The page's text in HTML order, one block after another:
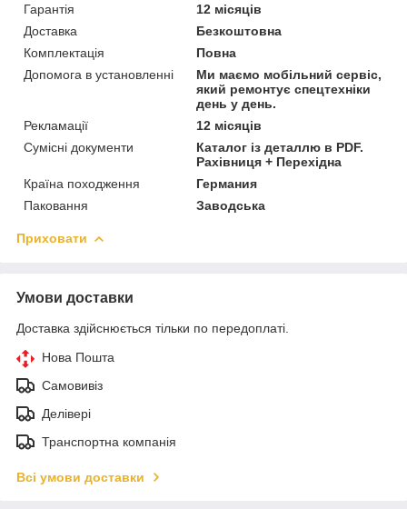
Гарантія
12 місяців
Доставка
Безкоштовна
Комплектація
Повна
Допомога в установленні
Ми маємо мобільний сервіс,
який ремонтує спецтехніки
день у день.
Рекламації
12 місяців
Сумісні документи
Каталог із деталлю в PDF.
Рахівниця + Перехідна
Країна походження
Германия
Паковання
Заводська
Приховати
Умови доставки
Доставка здійснюється тільки по передоплаті.
Нова Пошта
Самовивіз
Делівері
Транспортна компанія
Всі умови доставки